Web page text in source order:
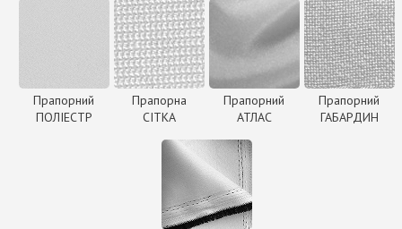
Прапорний
ПОЛІЕСТР
Прапорна
СІТКА
Прапорний
АТЛАС
Прапорний
ГАБАРДИН